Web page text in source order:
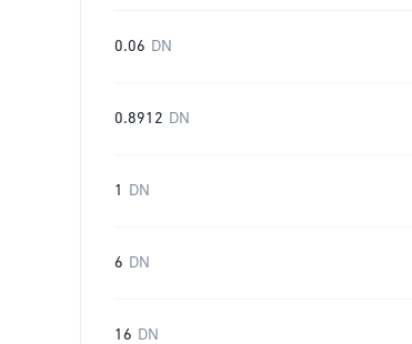
0.06 DN
0.8912 DN
1 DN
6 DN
16 DN